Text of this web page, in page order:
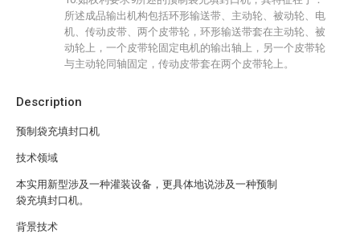
Description
预制袋充填封口机
技术领域
本实用新型涉及一种灌装设备，更具体地说涉及一种预制
袋充填封口机。
背景技术
所述成品输出机构包括环形输送带、主动轮、被动轮、电
机、传动皮带、两个皮带轮，环形输送带套在主动轮、被
动轮上，一个皮带轮固定电机的输出轴上，另一个皮带轮
与主动轮同轴固定，传动皮带套在两个皮带轮上。